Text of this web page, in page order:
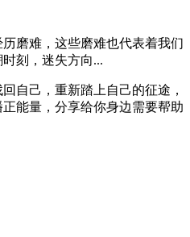
磨难，这些磨难也代表着我们
刻，迷失方向...
自己，重新踏上自己的征途，
能量，分享给你身边需要帮助